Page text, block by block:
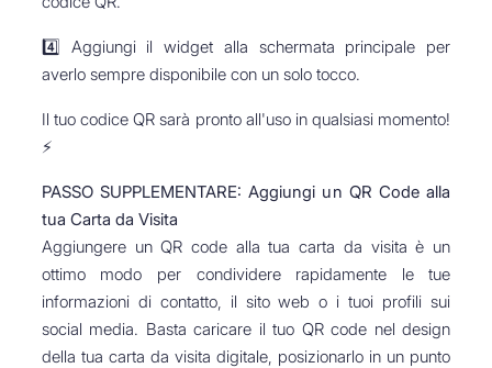
4️⃣ Aggiungi il widget alla schermata principale per
averlo sempre disponibile con un solo tocco.
Il tuo codice QR sarà pronto all'uso in qualsiasi momento!
⚡
PASSO SUPPLEMENTARE: Aggiungi un QR Code alla
tua Carta da Visita
Aggiungere un QR code alla tua carta da visita è un
ottimo modo per condividere rapidamente le tue
informazioni di contatto, il sito web o i tuoi profili sui
social media. Basta caricare il tuo QR code nel design
della tua carta da visita digitale, posizionarlo in un punto